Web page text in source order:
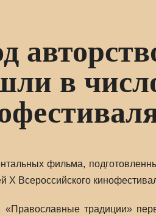
в
фильма,
X Всероссийского
традиции»